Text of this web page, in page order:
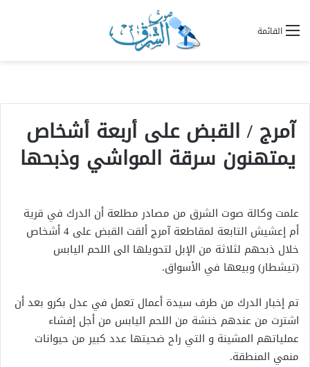
القائمة
آمرج / القبض على أربعة أشخاص
يمتهنون سرقة المواشي وذبحها
علمت وكالة صوت الشرق من مصادر مطلعة أن الدرك في قرية
أم إعشيش التابعة لمقاطعة آمرج ألقت القبض على 4 أشخاص
خلال ذبحهم لثلاثة من الإبل لتحويلها الى اللحم اليابس
(تيشطار) وبيعها في الأسواق.
تم إخبار الدرك من طرف سيدة أعمال تعمل في عدل بكرو بعد أن
اشترت من عندهم خنشة من اللحم اليابس من أجل إفشاء
عملياتهم المشينة و التي راح ضحيتها عدد كبير من حيوانات
منمي المنطقة.